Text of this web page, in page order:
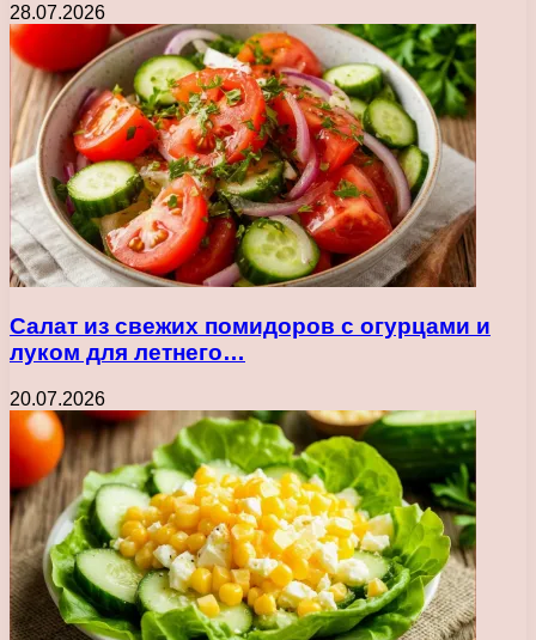
28.07.2026
Салат из свежих помидоров с огурцами и
луком для летнего…
20.07.2026